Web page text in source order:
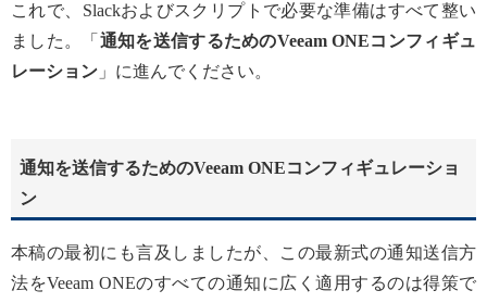
これで、Slackおよびスクリプトで必要な準備はすべて整い
ました。「 通知を送信するためのVeeam ONEコンフィギュ
レーション 」に進んでください。
通知を送信するためのVeeam ONEコンフィギュレーショ
ン
本稿の最初にも言及しましたが、この最新式の通知送信方
法をVeeam ONEのすべての通知に広く適用するのは得策で